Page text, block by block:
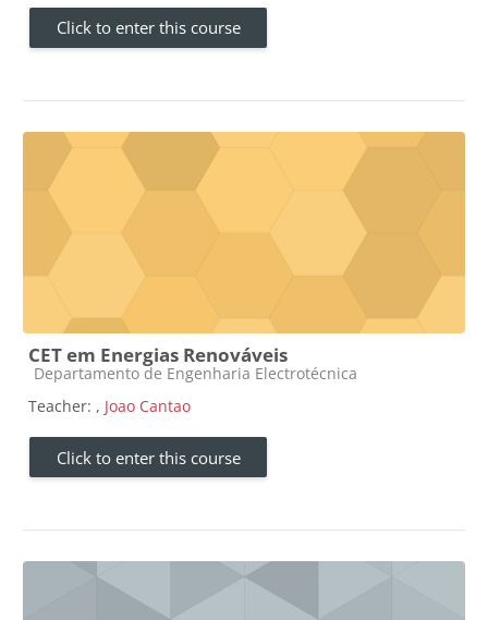
Click to enter this course
CET em Energias Renováveis
Course category
Departamento de Engenharia Electrotécnica
Teacher: , Joao Cantao
Click to enter this course